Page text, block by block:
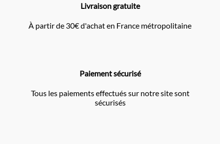
Livraison gratuite
À partir de 30€ d'achat en France métropolitaine
Paiement sécurisé
Tous les paiements effectués sur notre site sont
sécurisés